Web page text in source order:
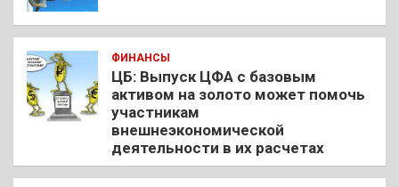
ФИНАНСЫ
ЦБ: Выпуск ЦФА с базовым
активом на золото может помочь
участникам
внешнеэкономической
деятельности в их расчетах